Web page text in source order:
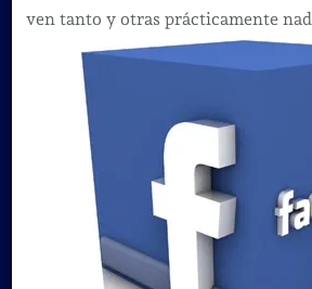
ven tanto y otras prácticamente